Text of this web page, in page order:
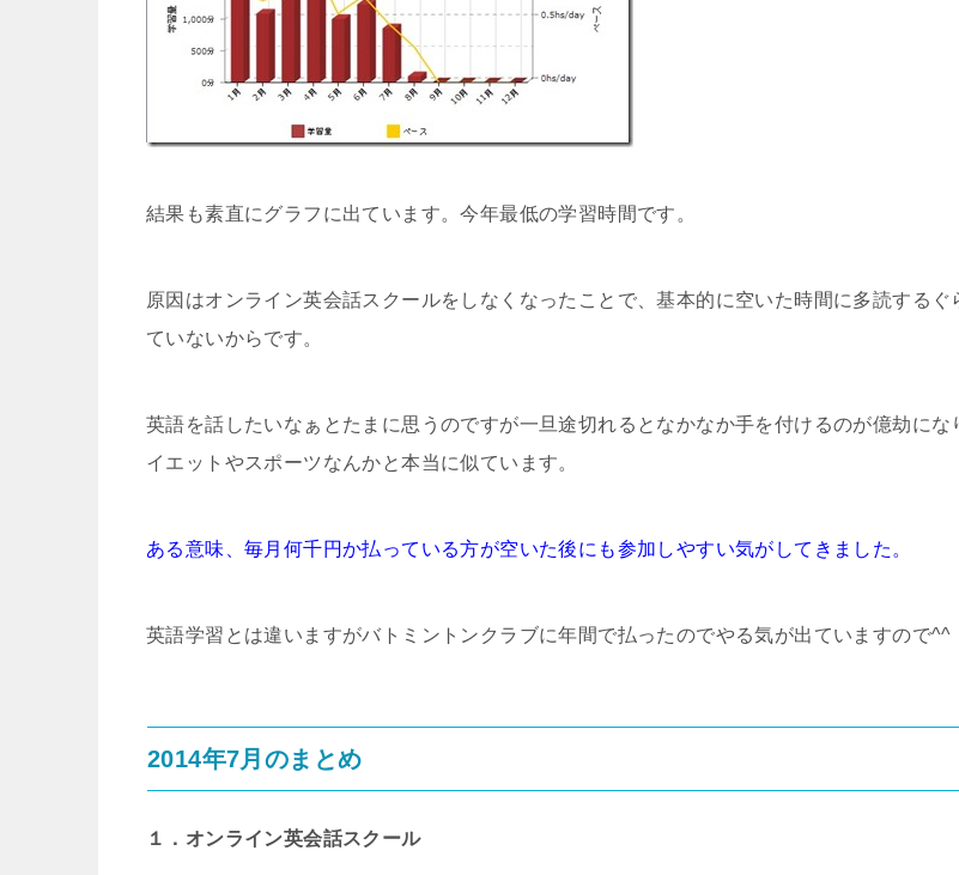
結果も素直にグラフに出ています。今年最低の学習時間です。
原因はオンライン英会話スクールをしなくなったことで、基本的に空いた時間に多読するぐ
ていないからです。
英語を話したいなぁとたまに思うのですが一旦途切れるとなかなか手を付けるのが億劫にな
イエットやスポーツなんかと本当に似ています。
ある意味、毎月何千円か払っている方が空いた後にも参加しやすい気がしてきました。
英語学習とは違いますがバトミントンクラブに年間で払ったのでやる気が出ていますので^^
2014年7月のまとめ
１．オンライン英会話スクール